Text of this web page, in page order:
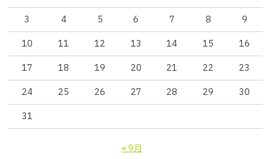
3
4 5 6 7 8
9
10
11 12 13 14 15
16
17
18 19 20 21 22
23
24
25 26 27 28 29
30
31
« 9月